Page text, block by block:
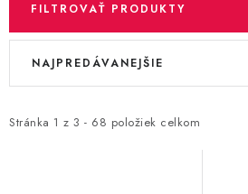
AUTO-MOTO
PRODUKTY HISTORICKE BEZ ZASOBY
FILTROVAŤ PRODUKTY
V
i
Stránka 1 z 3 - 68 položiek celkom
R
e
NAJPREDÁVANEJŠIE